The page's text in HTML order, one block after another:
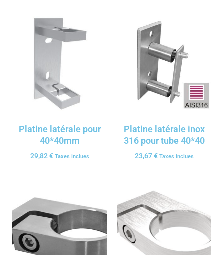
Platine latérale pour
40*40mm
29,82€ Taxes inclues
Platine latérale inox
316 pour tube 40*40
23,67€ Taxes inclues